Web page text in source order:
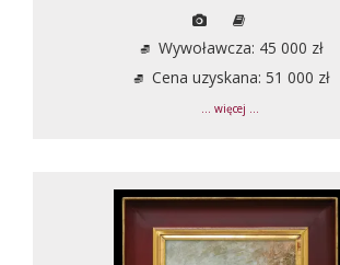
Wywoławcza: 45 000 zł
Cena uzyskana: 51 000 zł
... więcej ...